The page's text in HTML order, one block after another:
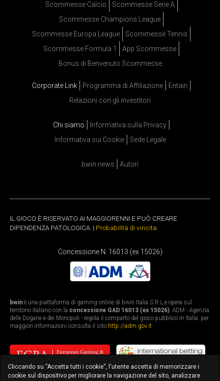
Scommesse Calcio
Scommesse Serie A
Scommesse Champions League
Scommesse Europa League
Scommesse Tennis
Scommesse Formula 1
App Scommesse
Bonus di Benvenuto Scommesse
Corporate Link Programma di Affiliazione
Entain
Relazioni con gli investitori
Chi siamo
Informativa sulla Privacy
Informativa sui Cookie
Sede Legale
bwin news Autori
IL GIOCO È RISERVATO AI MAGGIORENNI E PUÒ CREARE
DIPENDENZA PATOLOGICA. | Probabilità di vincita
Concessione N. 16013 (ex 15026)
bwin è una piattaforma di gaming online di bwin Italia S.R.L e opera sul
territorio italiano con la concessione GAD 16013 (ex 15026). ADM - Agenzia
delle Dogane e dei Monopoli - regola il comparto del gioco pubblico in Italia: per
maggiori informazioni consulta il sito http://adm.gov.it
Cliccando su “Accetta tutti i cookie”, l'utente accetta di memorizzare i
cookie sul dispositivo per migliorare la navigazione del sito, analizzare